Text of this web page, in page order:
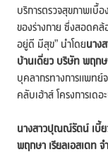
บริการตรวจสุขภาพเ
ของร่างกาย ซึ่งสอดค
อยู่ดี มีสุข” นำโดยนาง
บ้านเดี่ยว บริษัท พฤกษ
บุคลากรทางการแพทย์
คลับเฮ้าส์ โครงการเด
นางสาวปุณณ์รัตน์ เบี้ย
พฤกษา เรียลเอสเตท